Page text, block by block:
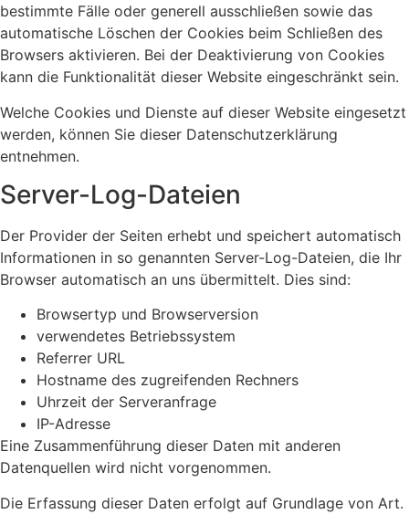
bestimmte Fälle oder generell ausschließen sowie das
automatische Löschen der Cookies beim Schließen des
Browsers aktivieren. Bei der Deaktivierung von Cookies
kann die Funktionalität dieser Website eingeschränkt sein.
Welche Cookies und Dienste auf dieser Website eingesetzt
werden, können Sie dieser Datenschutzerklärung
entnehmen.
Server-Log-Dateien
Der Provider der Seiten erhebt und speichert automatisch
Informationen in so genannten Server-Log-Dateien, die Ihr
Browser automatisch an uns übermittelt. Dies sind:
Browsertyp und Browserversion
verwendetes Betriebssystem
Referrer URL
Hostname des zugreifenden Rechners
Uhrzeit der Serveranfrage
IP-Adresse
Eine Zusammenführung dieser Daten mit anderen
Datenquellen wird nicht vorgenommen.
Die Erfassung dieser Daten erfolgt auf Grundlage von Art.